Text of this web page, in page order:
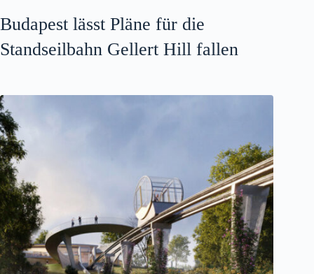
Budapest lässt Pläne für die
Standseilbahn Gellert Hill fallen